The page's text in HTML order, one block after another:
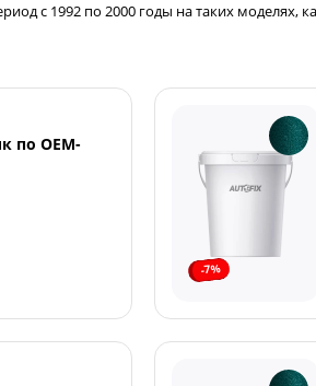
с 1992 по 2000 годы на таких моделях,
по OEM-
-7%